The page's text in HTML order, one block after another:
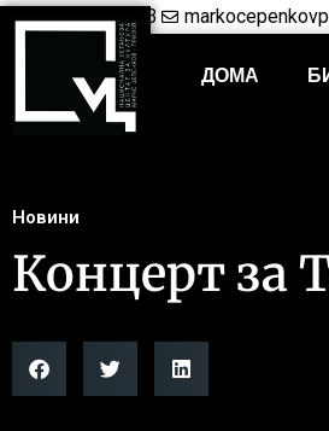
+38948421703
ДОМА
Новини
Концерт за